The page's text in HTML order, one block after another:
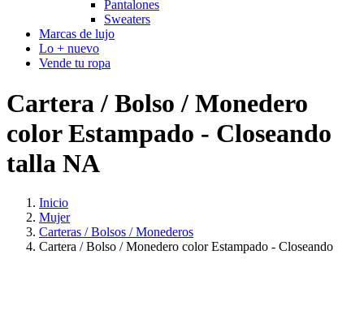
Pantalones
Sweaters
Marcas de lujo
Lo + nuevo
Vende tu ropa
Cartera / Bolso / Monedero
color Estampado - Closeando
talla NA
Inicio
Mujer
Carteras / Bolsos / Monederos
Cartera / Bolso / Monedero color Estampado - Closeando